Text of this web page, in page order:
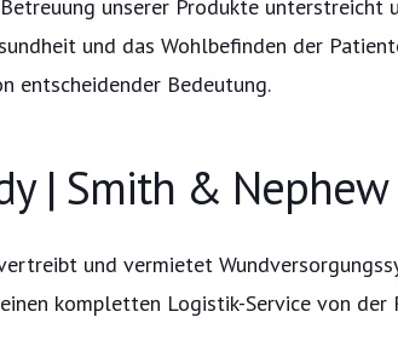
unserer Produkte unterstreicht
und das Wohlbefinden der
entscheidender Bedeutung.
| Smith &
und vermietet
kompletten Logistik-Service von